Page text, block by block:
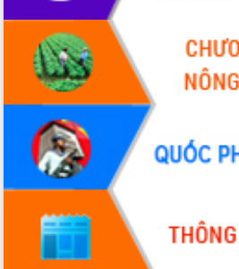
Chủ tịch UBND tỉnh Tạ Anh Tuấn thăm,
chúc mừng các bệnh viện nhân Ngày
Thầy thuốc Việt Nam
Rộn ràng lễ hội truyền thống Sông
nước Đà Nông lần thứ I năm 2026
Kỳ họp Chuyên đề lần thứ Năm, HĐND
tỉnh Đắk Lắk thông qua các nghị quyết
quan trọng
Thống nhất danh sách giới thiệu ứng
cử đại biểu Quốc hội khoá XVI và đại
biểu HĐND tỉnh Đắk Lắk, nhiệm kỳ
2026-2031
Phát động hai phong trào thi đua quan
trọng trong kỷ nguyên mới